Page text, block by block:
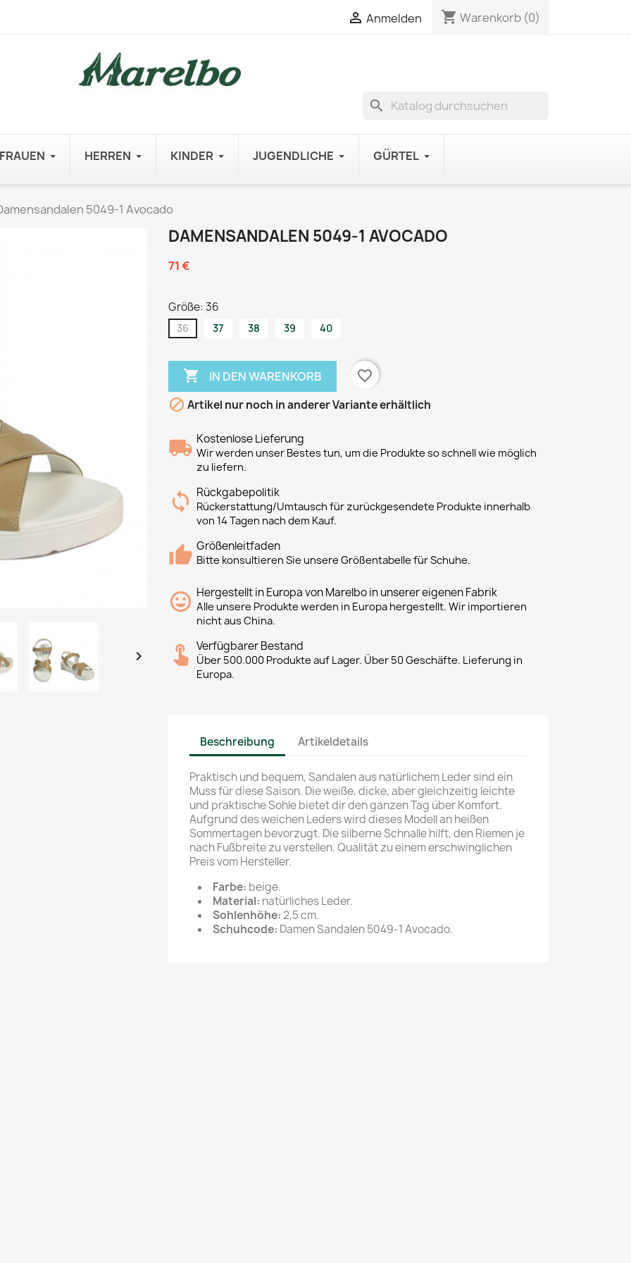
 Anmelden shopping_cart Warenkorb (0)
search
FRAUEN HERREN KINDER JUGENDLICHE GÜRTEL
5049-1 Avocado

DAMENSANDALEN 5049-1 AVOCADO
71 €
Größe: 36
36 37 38 39 40
 IN DEN WARENKORB
favorite_border
 Artikel nur noch in anderer Variante erhältlich
Kostenlose Lieferung
Wir werden unser Bestes tun, um die Produkte so schnell wie möglich
zu liefern.
Rückgabepolitik
Rückerstattung/Umtausch für zurückgesendete Produkte innerhalb
von 14 Tagen nach dem Kauf.
Größenleitfaden
Bitte konsultieren Sie unsere Größentabelle für Schuhe.
Hergestellt in Europa von Marelbo in unserer eigenen Fabrik
Alle unsere Produkte werden in Europa hergestellt. Wir importieren
nicht aus China.
Verfügbarer Bestand
Über 500.000 Produkte auf Lager. Über 50 Geschäfte. Lieferung in
Europa.
Beschreibung Artikeldetails
Praktisch und bequem, Sandalen aus natürlichem Leder sind ein
Muss für diese Saison. Die weiße, dicke, aber gleichzeitig leichte
und praktische Sohle bietet dir den ganzen Tag über Komfort.
Aufgrund des weichen Leders wird dieses Modell an heißen
Sommertagen bevorzugt. Die silberne Schnalle hilft, den Riemen je
nach Fußbreite zu verstellen. Qualität zu einem erschwinglichen
Preis vom Hersteller.
Farbe: beige.
Material: natürliches Leder.
Sohlenhöhe:2,5 cm.
Schuhcode: Damen Sandalen 5049-1 Avocado.